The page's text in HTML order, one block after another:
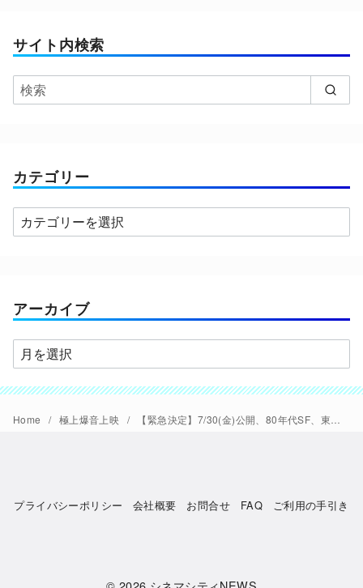
サイト内検索
カテゴリー
カ
テ
ー
アーカイブ
ア
ー
カ
イ
Home 極上爆音上映 【緊急決定】7/30(金)公開、80年代SF、東映特撮愛がビンビン伝わってくるカナダ発のボンクラ映画『サイコ・ゴアマン』、昨年の『死霊の盆踊り』に続く、ヤケクソ【極爆】決定。
プライバシーポリシー 会社概要 お問合せ FAQ ご利用の手引き